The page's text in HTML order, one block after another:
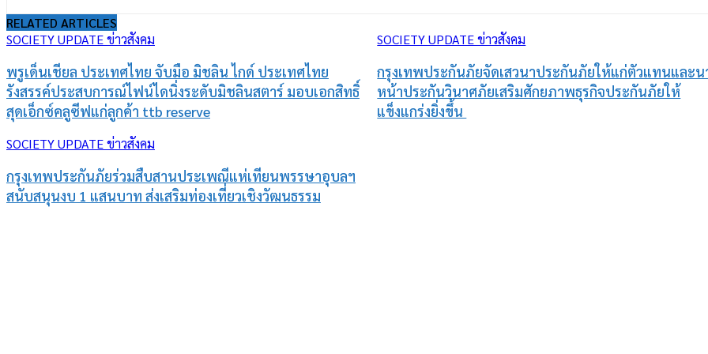
RELATED ARTICLES
SOCIETY UPDATE ข่าวสังคม
พรูเด็นเชียล ประเทศไทย จับมือ มิชลิน ไกด์ ประเทศไทย
รังสรรค์ประสบการณ์ไฟน์ไดนิ่งระดับมิชลินสตาร์ มอบเอกสิทธิ์
สุดเอ็กซ์คลูซีฟแก่ลูกค้า ttb reserve
SOCIETY UPDATE ข่าวสังคม
กรุงเทพประกันภัยจัดเสวนาประกันภัยให้แก่ตัวแทนและน
หน้าประกันวินาศภัยเสริมศักยภาพธุรกิจประกันภัยให้
แข็งแกร่งยิ่งขึ้น
SOCIETY UPDATE ข่าวสังคม
กรุงเทพประกันภัยร่วมสืบสานประเพณีแห่เทียนพรรษาอุบลฯ
สนับสนุนงบ 1 แสนบาท ส่งเสริมท่องเที่ยวเชิงวัฒนธรรม